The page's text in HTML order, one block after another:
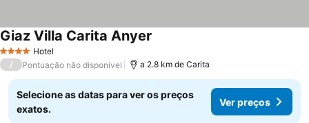
4 EstrelasHotel
Giaz Villa Carita Anyer
/ Pontuação não disponível a 2.8 km de Carita
Selecione as datas para ver os preços
exatos.
Ver preços